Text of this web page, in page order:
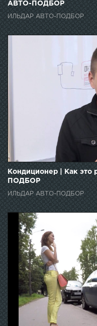
АВТО-ПОДБОР
ИЛЬДАР АВТО-ПОДБОР
Кондиционер | Как
ПОДБОР
ИЛЬДАР АВТО-ПОДБОР